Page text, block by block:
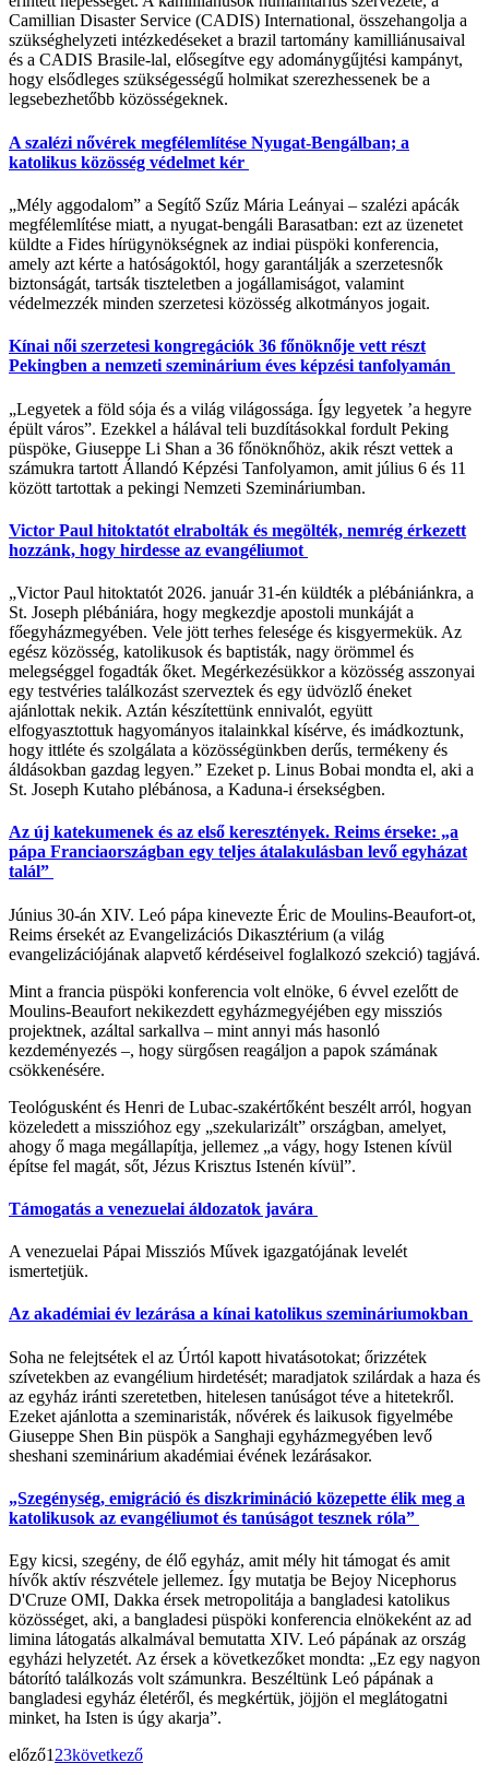
Camillian Disaster Service (CADIS) International, összehangolja a
szükséghelyzeti intézkedéseket a brazil tartomány kamilliánusaival
és a CADIS Brasile-lal, elősegítve egy adománygűjtési kampányt,
hogy elsődleges szükségességű holmikat szerezhessenek be a
legsebezhetőbb közösségeknek.
A szalézi nővérek megfélemlítése Nyugat-Bengálban; a
katolikus közösség védelmet kér
„Mély aggodalom” a Segítő Szűz Mária Leányai – szalézi apácák
megfélemlítése miatt, a nyugat-bengáli Barasatban: ezt az üzenetet
küldte a Fides hírügynökségnek az indiai püspöki konferencia,
amely azt kérte a hatóságoktól, hogy garantálják a szerzetesnők
biztonságát, tartsák tiszteletben a jogállamiságot, valamint
védelmezzék minden szerzetesi közösség alkotmányos jogait.
Kínai női szerzetesi kongregációk 36 főnöknője vett részt
Pekingben a nemzeti szeminárium éves képzési tanfolyamán
„Legyetek a föld sója és a világ világossága. Így legyetek ’a hegyre
épült város”. Ezekkel a hálával teli buzdításokkal fordult Peking
püspöke, Giuseppe Li Shan a 36 főnöknőhöz, akik részt vettek a
számukra tartott Állandó Képzési Tanfolyamon, amit július 6 és 11
között tartottak a pekingi Nemzeti Szemináriumban.
Victor Paul hitoktatót elrabolták és megölték, nemrég érkezett
hozzánk, hogy hirdesse az evangéliumot
„Victor Paul hitoktatót 2026. január 31-én küldték a plébániánkra, a
St. Joseph plébániára, hogy megkezdje apostoli munkáját a
főegyházmegyében. Vele jött terhes felesége és kisgyermekük. Az
egész közösség, katolikusok és baptisták, nagy örömmel és
melegséggel fogadták őket. Megérkezésükkor a közösség asszonyai
egy testvéries találkozást szerveztek és egy üdvözlő éneket
ajánlottak nekik. Aztán készítettünk ennivalót, együtt
elfogyasztottuk hagyományos italainkkal kísérve, és imádkoztunk,
hogy ittléte és szolgálata a közösségünkben derűs, termékeny és
áldásokban gazdag legyen.” Ezeket p. Linus Bobai mondta el, aki a
St. Joseph Kutaho plébánosa, a Kaduna-i érsekségben.
Az új katekumenek és az első keresztények. Reims érseke: „a
pápa Franciaországban egy teljes átalakulásban levő egyházat
talál”
Június 30-án XIV. Leó pápa kinevezte Éric de Moulins-Beaufort-ot,
Reims érsekét az Evangelizációs Dikasztérium (a világ
evangelizációjának alapvető kérdéseivel foglalkozó szekció) tagjává.
Mint a francia püspöki konferencia volt elnöke, 6 évvel ezelőtt de
Moulins-Beaufort nekikezdett egyházmegyéjében egy missziós
projektnek, azáltal sarkallva – mint annyi más hasonló
kezdeményezés –, hogy sürgősen reagáljon a papok számának
csökkenésére.
Teológusként és Henri de Lubac-szakértőként beszélt arról, hogyan
közeledett a misszióhoz egy „szekularizált” országban, amelyet,
ahogy ő maga megállapítja, jellemez „a vágy, hogy Istenen kívül
építse fel magát, sőt, Jézus Krisztus Istenén kívül”.
Támogatás a venezuelai áldozatok javára
A venezuelai Pápai Missziós Művek igazgatójának levelét
ismertetjük.
Az akadémiai év lezárása a kínai katolikus szemináriumokban
Soha ne felejtsétek el az Úrtól kapott hivatásotokat; őrizzétek
szívetekben az evangélium hirdetését; maradjatok szilárdak a haza és
az egyház iránti szeretetben, hitelesen tanúságot téve a hitetekről.
Ezeket ajánlotta a szeminaristák, nővérek és laikusok figyelmébe
Giuseppe Shen Bin püspök a Sanghaji egyházmegyében levő
sheshani szeminárium akadémiai évének lezárásakor.
„Szegénység, emigráció és diszkrimináció közepette élik meg a
katolikusok az evangéliumot és tanúságot tesznek róla”
Egy kicsi, szegény, de élő egyház, amit mély hit támogat és amit
hívők aktív részvétele jellemez. Így mutatja be Bejoy Nicephorus
D'Cruze OMI, Dakka érsek metropolitája a bangladesi katolikus
közösséget, aki, a bangladesi püspöki konferencia elnökeként az ad
limina látogatás alkalmával bemutatta XIV. Leó pápának az ország
egyházi helyzetét. Az érsek a következőket mondta: „Ez egy nagyon
bátorító találkozás volt számunkra. Beszéltünk Leó pápának a
bangladesi egyház életéről, és megkértük, jöjjön el meglátogatni
minket, ha Isten is úgy akarja”.
előző1 23következő